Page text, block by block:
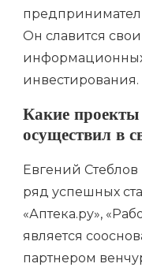
Он славится
инвестирования.
Какие
осуществил в
Евгений
ряд успешных
«Аптека.ру»,
является
партнером